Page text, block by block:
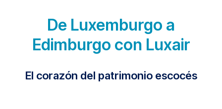
De Luxemburgo a
Edimburgo con Luxair
El corazón del patrimonio escocés